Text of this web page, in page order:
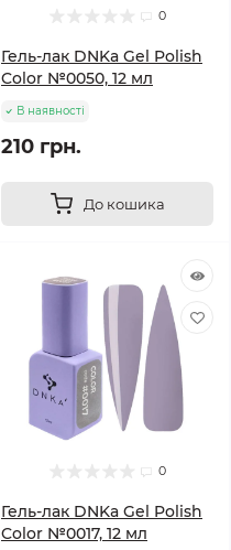
0
Гель-лак DNKa Gel Polish
Color №0050, 12 мл
В наявності
210 грн.
До кошика
0
Гель-лак DNKa Gel Polish
Color №0017, 12 мл